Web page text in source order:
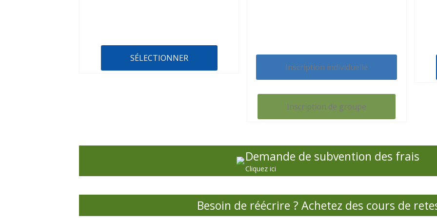
SÉLECTIONNER
Inscription individuelle
Inscription de groupe
Demande de subvention des frais
Cliquez ici
Besoin de réécrire ? Achetez des cours de